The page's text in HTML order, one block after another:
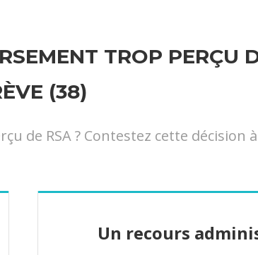
TROP PERÇU
(38)
de RSA ? Contestez cette décision
Un recours